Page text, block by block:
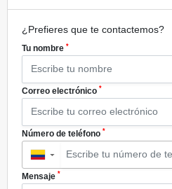
¿Prefieres que te contactemos?
Tu nombre *
Correo electrónico *
Número de teléfono *
▼
Mensaje *